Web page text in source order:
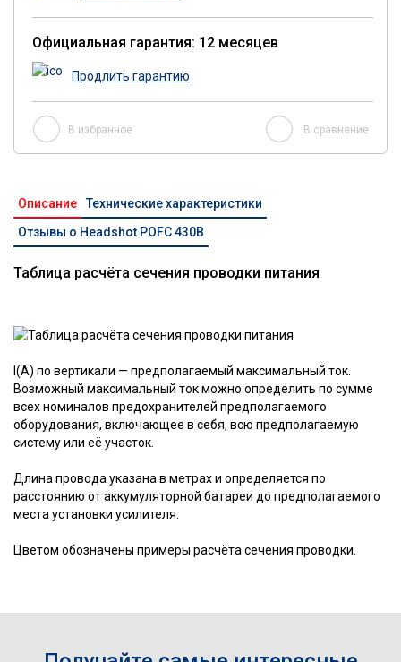
Официальная гарантия: 12 месяцев
Продлить гарантию
В избранное В сравнение
Описание
Технические характеристики
Отзывы о Headshot POFC 430B
Таблица расчёта сечения проводки питания
I(A) по вертикали — предполагаемый максимальный ток.
Возможный максимальный ток можно определить по сумме
всех номиналов предохранителей предполагаемого
оборудования, включающее в себя, всю предполагаемую
систему или её участок.
Длина провода указана в метрах и определяется по
расстоянию от аккумуляторной батареи до предполагаемого
места установки усилителя.
Цветом обозначены примеры расчёта сечения проводки.